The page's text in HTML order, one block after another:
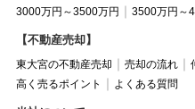
3000万円～3500万円
3500万円～
【不動産売却】
東大宮の不動産売却 売却の流れ
高く売るポイント
よくある質問